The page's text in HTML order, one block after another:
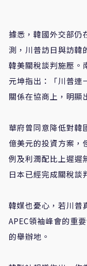
據悉，韓國外交部仍
測，川普訪日與訪韓
韓美關稅談判施壓。
元坤指出：「川普連
關係在協商上，明顯
華府曾同意降低對韓
億美元的投資方案，
例及利潤配比上遲遲
日本已經完成關稅談
韓媒也憂心，若川普
APEC領袖峰會的重
的舉辦地。